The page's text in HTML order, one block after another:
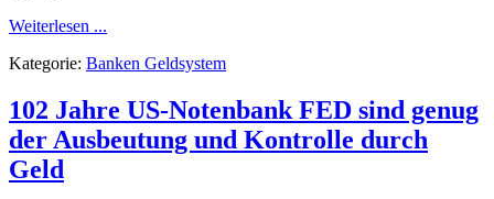
Weiterlesen ...
Kategorie: Banken Geldsystem
102 Jahre US-Notenbank FED sind genug
der Ausbeutung und Kontrolle durch
Geld